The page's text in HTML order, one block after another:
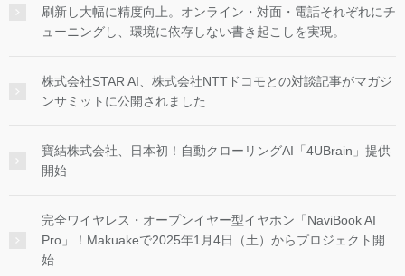
刷新し大幅に精度向上。オンライン・対面・電話それぞれにチ
ューニングし、環境に依存しない書き起こしを実現。
株式会社STAR AI、株式会社NTTドコモとの対談記事がマガジ
ンサミットに公開されました
寶結株式会社、日本初！自動クローリングAI「4UBrain」提供
開始
完全ワイヤレス・オープンイヤー型イヤホン「NaviBook AI
Pro」！Makuakeで2025年1月4日（土）からプロジェクト開
始